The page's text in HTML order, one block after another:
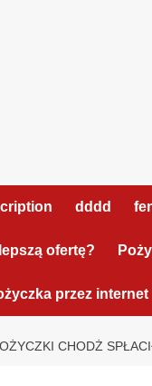
dddd
ofertę?
przez internet
CHODŻ